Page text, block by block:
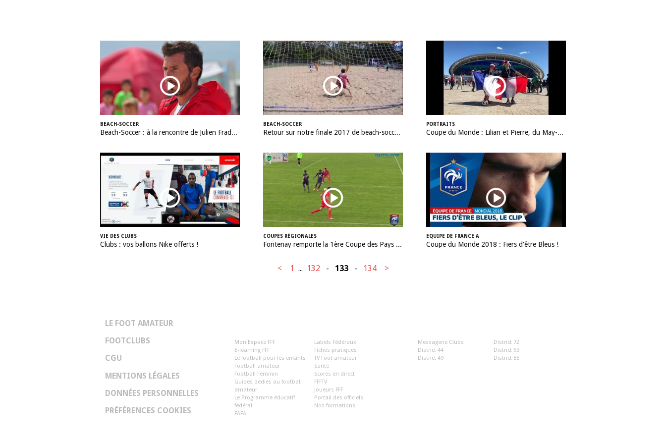
BEACH-SOCCER
Beach-Soccer : à la rencontre de Julien Fradet (Conseiller District de Vendée)
BEACH-SOCCER
Retour sur notre finale 2017 de beach-soccer !
PORTRAITS
Coupe du Monde : Lilian et Pierre, du May-sur-Evre (49) à la Russie !
VIE DES CLUBS
Clubs : vos ballons Nike offerts !
COUPES RÉGIONALES
Fontenay remporte la 1ère Coupe des Pays de la Loire OMR
EQUIPE DE FRANCE A
Coupe du Monde 2018 : Fiers d'être Bleus !
< 1 ... 132 - 133 - 134 >
LE FOOT AMATEUR
FOOTCLUBS
CGU
MENTIONS LÉGALES
DONNÉES PERSONNELLES
PRÉFÉRENCES COOKIES
Mon Espace FFF
E-learning FFF
Le football pour les enfants
Football amateur
Football Féminin
Guides dédiés au football
amateur
Le Programme éducatif
fédéral
FAFA
Labels Fédéraux
Fiches pratiques
TV Foot amateur
Santé
Scores en direct
FFFTV
Joueurs FFF
Portail des officiels
Nos formations
Messagerie Clubs
District 44
District 49
District 72
District 53
District 85